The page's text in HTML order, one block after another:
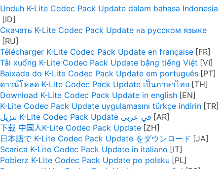
Unduh K-Lite Codec Pack Update dalam bahasa Indonesia
Скачать K-Lite Codec Pack Update на русском языке
Télécharger K-Lite Codec Pack Update en française
Tải xuống K-Lite Codec Pack Update bằng tiếng Việt
Baixada do K-Lite Codec Pack Update em português
ดาวน์โหลด K-Lite Codec Pack Update เป็นภาษาไทย
Download K-Lite Codec Pack Update in english
K-Lite Codec Pack Update uygulamasını türkçe indirin
تنزيل K-Lite Codec Pack Update في عربى
下载 中国人K-Lite Codec Pack Update
日本語で K-Lite Codec Pack Update をダウンロード
Scarica K-Lite Codec Pack Update in italiano
Pobierz K-Lite Codec Pack Update po polsku